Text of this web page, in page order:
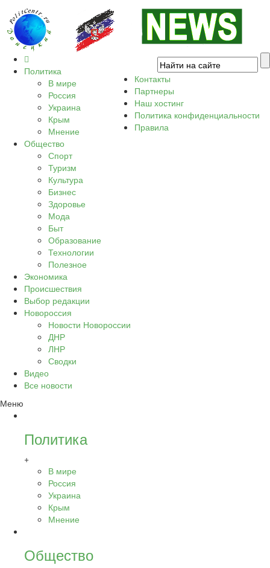
Политика
В мире
Россия
Украина
Крым
Мнение
Общество
Спорт
Туризм
Культура
Бизнес
Здоровье
Мода
Быт
Образование
Технологии
Полезное
Экономика
Происшествия
Выбор редакции
Новороссия
Новости Новороссии
ДНР
ЛНР
Сводки
Видео
Все новости
Меню
Политика
+
В мире
Россия
Украина
Крым
Мнение
Общество
Контакты
Партнеры
Наш хостинг
Политика конфиденциальности
Правила